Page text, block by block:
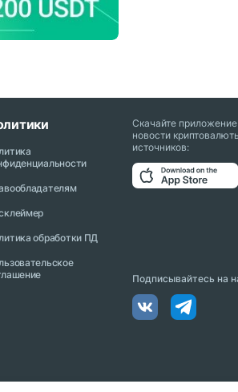
обработки ПД
Скачайте
новости
источников:
Подписывайтесь на